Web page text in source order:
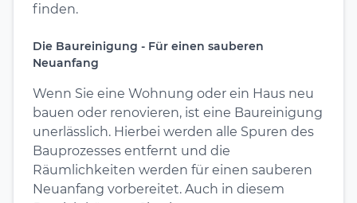
finden.
Die Baureinigung - Für einen sauberen
Neuanfang
Wenn Sie eine Wohnung oder ein Haus neu
bauen oder renovieren, ist eine Baureinigung
unerlässlich. Hierbei werden alle Spuren des
Bauprozesses entfernt und die
Räumlichkeiten werden für einen sauberen
Neuanfang vorbereitet. Auch in diesem